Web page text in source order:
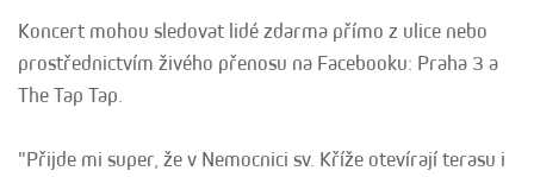
Koncert mohou sledovat lidé zdarma přímo z ulice nebo
prostřednictvím živého přenosu na Facebooku: Praha 3 a
The Tap Tap.
"Přijde mi super, že v Nemocnici sv. Kříže otevírají terasu i